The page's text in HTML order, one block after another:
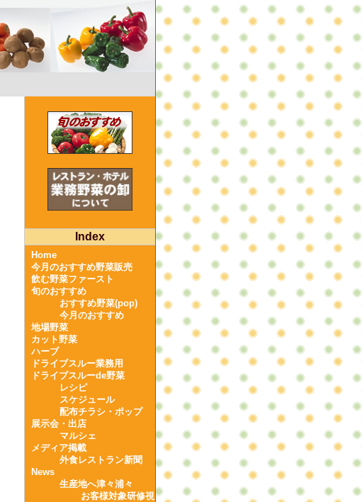
Index
Home
今月のおすすめ野菜販売
飲む野菜ファースト
旬のおすすめ
おすすめ野菜(pop)
今月のおすすめ
地場野菜
カット野菜
ハーブ
ドライブスルー業務用
ドライブスルーde野菜
レシピ
スケジュール
配布チラシ・ポップ
展示会・出店
マルシェ
メディア掲載
外食レストラン新聞
News
生産地へ津々浦々
お客様対象研修視